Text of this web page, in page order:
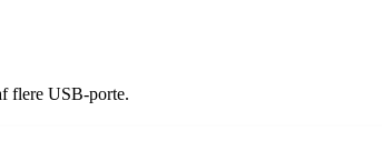
flere USB-porte.